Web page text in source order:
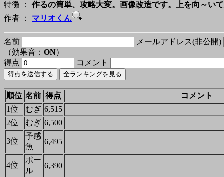
特徴 ： 作るの簡単、攻略大変。画像改造です。上を向～い
作者 ： マリオくん
名前
メールアドレス(非公開)
（効果音： ON）
得点
コメント
順位 名前 得点
コメント
1位
むぎ 6,515
2位
むぎ 6,500
3位
予感
魚
6,495
4位
ポー
ル
6,390